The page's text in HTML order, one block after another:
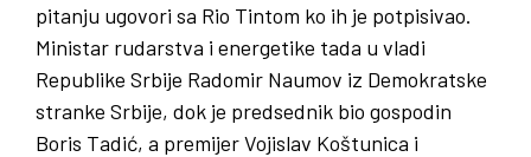
pitanju ugovori sa Rio Tintom ko ih je potpisivao.
Ministar rudarstva i energetike tada u vladi
Republike Srbije Radomir Naumov iz Demokratske
stranke Srbije, dok je predsednik bio gospodin
Boris Tadić, a premijer Vojislav Koštunica i